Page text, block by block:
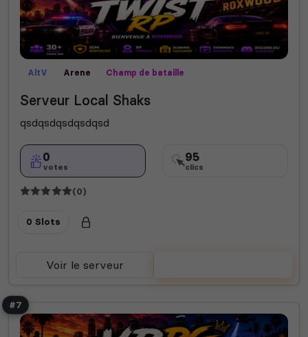
AltV Arene Champ de bataille
Serveur Local Shaks
qsdqsdqsdqsdqsd
0
votes
95
clics
(0)
0 Slots
Voir le serveur
#7